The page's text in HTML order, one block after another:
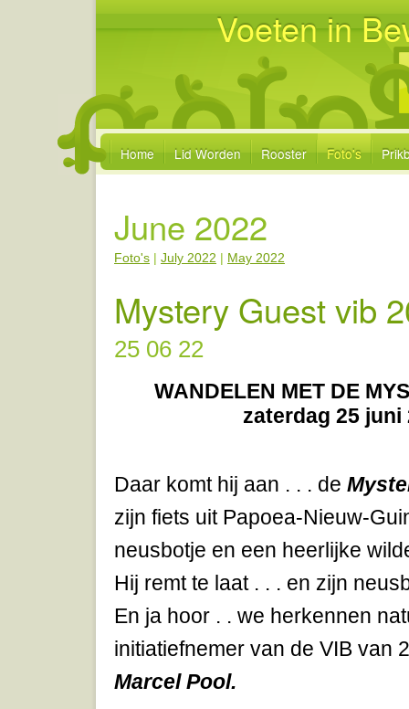
Voeten in
Home Lid Worden Rooster Foto's
June 2022
Foto's July 2022 May 2022
Mystery Guest vib
25 06 22
WANDELEN MET DE
zaterdag 25 juni
Daar komt hij aan . . . de
zijn fiets uit Papoea-Nieuw-
neusbotje en een heerlijke
Hij remt te laat . . . en zijn
En ja hoor . . we herkennen
initiatiefnemer van de VIB van
Marcel Pool.